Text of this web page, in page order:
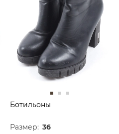
Ботильоны
Размер: 36